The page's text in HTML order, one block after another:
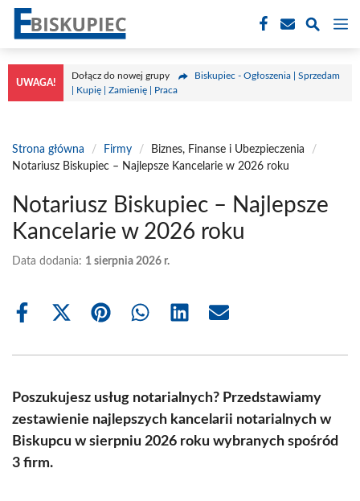
Przejdź
treści
UWAGA!
Dołącz do nowej grupy
Biskupiec - Ogłoszenia | Sprzedam
| Kupię | Zamienię | Praca
Strona główna / Firmy / Biznes, Finanse i Ubezpieczenia
/
Notariusz Biskupiec – Najlepsze Kancelarie w 2026 roku
Notariusz Biskupiec – Najlepsze
Kancelarie w 2026 roku
Data dodania: 1 sierpnia 2026 r.
Share
Share
(Twitter)
Share Share Share Share
Poszukujesz usług notarialnych? Przedstawiamy
zestawienie najlepszych kancelarii notarialnych w
Biskupcu w sierpniu 2026 roku wybranych spośród
3 firm.